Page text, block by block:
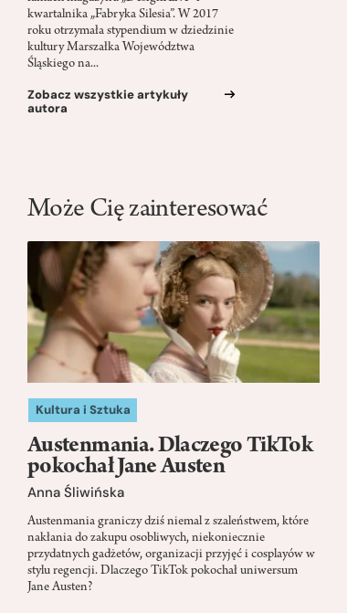
kwartalnika „Fabryka Silesia”. W 2017
roku otrzymała stypendium w dziedzinie
kultury Marszałka Województwa
Śląskiego na...
Zobacz wszystkie artykuły
autora
Może Cię zainteresować
Kultura i Sztuka
Austenmania. Dlaczego TikTok
pokochał Jane Austen
Anna Śliwińska
Austenmania graniczy dziś niemal z szaleństwem, które
nakłania do zakupu osobliwych, niekoniecznie
przydatnych gadżetów, organizacji przyjęć i cosplayów w
stylu regencji. Dlaczego TikTok pokochał uniwersum
Jane Austen?